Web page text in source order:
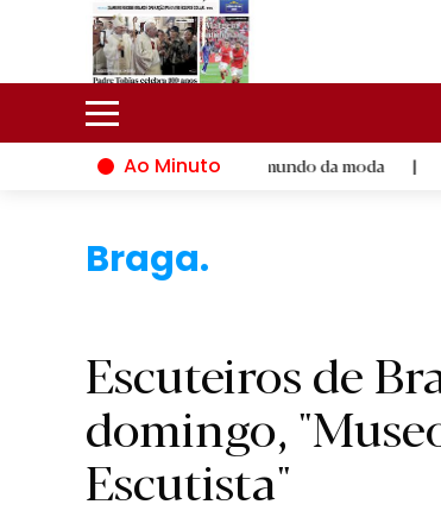
Ao Minuto
e à inovação do mundo da moda | D.Santiago
Braga.
Escuteiros de
domingo,
Escutista"